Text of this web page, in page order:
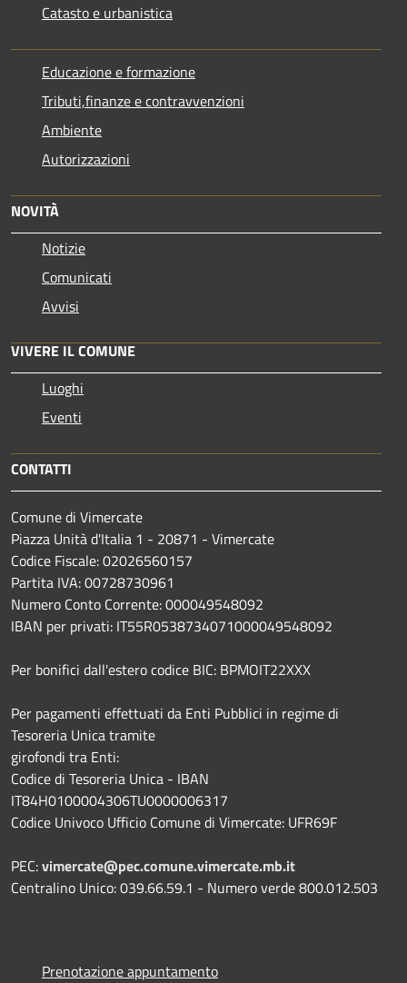
Catasto e urbanistica
Educazione e formazione
Tributi,finanze e contravvenzioni
Ambiente
Autorizzazioni
NOVITÀ
Notizie
Comunicati
Avvisi
VIVERE IL COMUNE
Luoghi
Eventi
CONTATTI
Comune di Vimercate
Piazza Unità d'Italia 1 - 20871 - Vimercate
Codice Fiscale: 02026560157
Partita IVA: 00728730961
Numero Conto Corrente: 000049548092
IBAN per privati: IT55R0538734071000049548092
Per bonifici dall'estero codice BIC: BPMOIT22XXX
Per pagamenti effettuati da Enti Pubblici in regime di
Tesoreria Unica tramite
girofondi tra Enti:
Codice di Tesoreria Unica - IBAN
IT84H0100004306TU0000006317
Codice Univoco Ufficio Comune di Vimercate: UFR69F
PEC:vimercate@pec.comune.vimercate.mb.it
Centralino Unico: 039.66.59.1 - Numero verde 800.012.503
Prenotazione appuntamento